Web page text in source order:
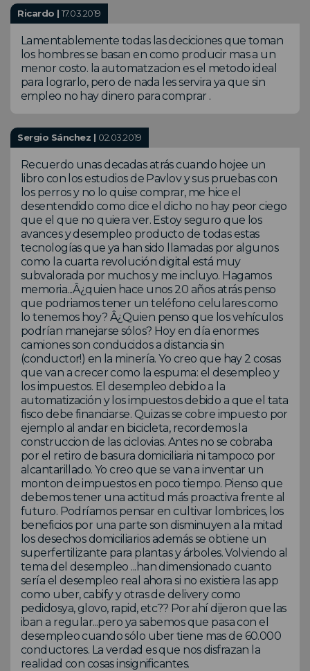
Ricardo |17.03.2019
Lamentablemente todas las deciciones que toman
los hombres se basan en como producir mas a un
menor costo. la automatzacion es el metodo ideal
para lograrlo, pero de nada les servira ya que sin
empleo no hay dinero para comprar .
Sergio Sánchez | 02.03.2019
Recuerdo unas decadas atrás cuando hojee un
libro con los estudios de Pavlov y sus pruebas con
los perros y no lo quise comprar, me hice el
desentendido como dice el dicho no hay peor ciego
que el que no quiera ver. Estoy seguro que los
avances y desempleo producto de todas estas
tecnologías que ya han sido llamadas por algunos
como la cuarta revolución digital está muy
subvalorada por muchos y me incluyo. Hagamos
memoria...Â¿quien hace unos 20 años atrás penso
que podriamos tener un teléfono celulares como
lo tenemos hoy? Â¿Quien penso que los vehículos
podrían manejarse sólos? Hoy en día enormes
camiones son conducidos a distancia sin
(conductor!) en la minería. Yo creo que hay 2 cosas
que van a crecer como la espuma: el desempleo y
los impuestos. El desempleo debido a la
automatización y los impuestos debido a que el tata
fisco debe financiarse. Quizas se cobre impuesto por
ejemplo al andar en bicicleta, recordemos la
construccion de las ciclovias. Antes no se cobraba
por el retiro de basura domiciliaria ni tampoco por
alcantarillado. Yo creo que se van a inventar un
monton de impuestos en poco tiempo. Pienso que
debemos tener una actitud más proactiva frente al
futuro. Podríamos pensar en cultivar lombrices, los
beneficios por una parte son disminuyen a la mitad
los desechos domiciliarios además se obtiene un
superfertilizante para plantas y árboles. Volviendo al
tema del desempleo ...han dimensionado cuanto
sería el desempleo real ahora si no existiera las app
como uber, cabify y otras de delivery como
pedidosya, glovo, rapid, etc?? Por ahí dijeron que las
iban a regular...pero ya sabemos que pasa con el
desempleo cuando sólo uber tiene mas de 60.000
conductores. La verdad es que nos disfrazan la
realidad con cosas insignificantes.